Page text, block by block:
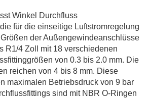
Winkel Durchfluss
für die einseitige Luftstromregelung
der Außengewindeanschlüsse
R1/4 Zoll mit 18 verschiedenen
von 0.3 bis 2.0 mm. Die
reichen von 4 bis 8 mm. Diese
maximalen Betriebsdruck von 9 bar
sind mit NBR O-Ringen